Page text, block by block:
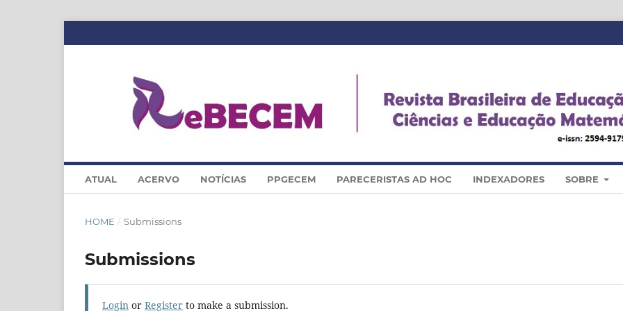
ATUAL ACERVO NOTÍCIAS PPGECEM PARECERISTAS AD HOC INDEXADORES SOBRE
HOME / Submissions
Submissions
Login or Register to make a submission.